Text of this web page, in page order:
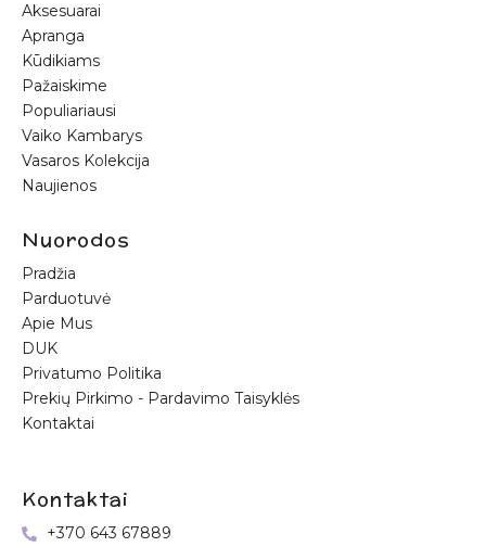
Aksesuarai
Apranga
Kūdikiams
Pažaiskime
Populiariausi
Vaiko Kambarys
Vasaros Kolekcija
Naujienos
Nuorodos
Pradžia
Parduotuvė
Apie Mus
DUK
Privatumo Politika
Prekių Pirkimo - Pardavimo Taisyklės
Kontaktai
Kontaktai
+370 643 67889